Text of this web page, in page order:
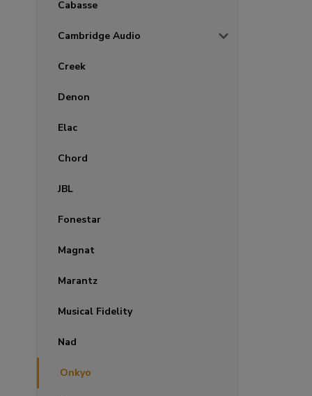
Cabasse
Cambridge Audio
Creek
Denon
Elac
Chord
JBL
Fonestar
Magnat
Marantz
Musical Fidelity
Nad
Onkyo